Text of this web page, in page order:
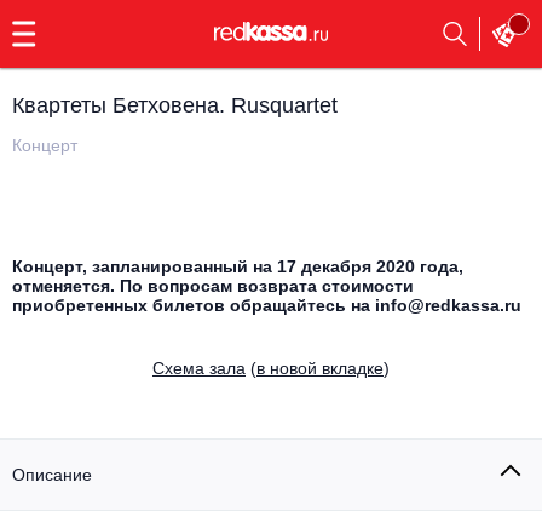
Как купить
23:00
Заказать
обратный
Электронная музыка
Rap, hip-hop, RnB
Все события
Все события
Квартеты Бетховена. Rusquartet
Концерт
Концерт, запланированный на 17 декабря 2020 года,
отменяется. По вопросам возврата стоимости
приобретенных билетов обращайтесь на info@redkassa.ru
Cхема зала (в новой вкладке)
Описание